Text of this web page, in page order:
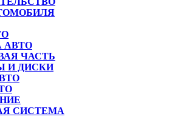
АВТО
ЧАСТЬ
И ДИСКИ
СИСТЕМА